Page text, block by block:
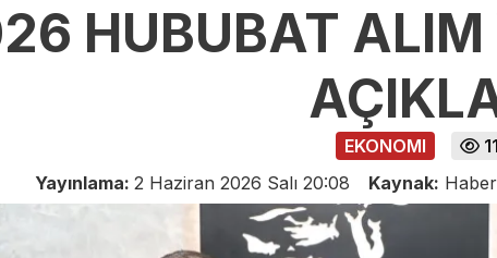
HUBUBAT ALIM
EKONOMI
Yayınlama: 2 Haziran 2026 Salı 20:08 Kaynak: